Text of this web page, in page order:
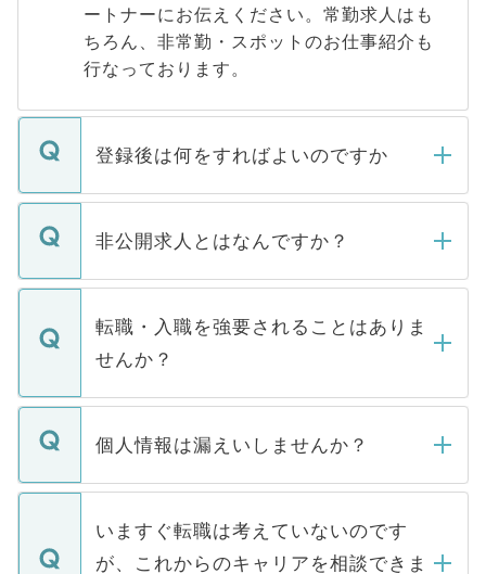
ートナーにお伝えください。常勤求人はも
ちろん、非常勤・スポットのお仕事紹介も
行なっております。
登録後は何をすればよいのですか
ご登録いただきましたら、弊社担当者がご
登録内容を確認し、その後メールもしくは
ます。通常、5営業日以内にはご連絡をせて
いただきますので、しばらくお待ちくださ
非公開求人とはなんですか？
マイナビDOCTORで取り扱っている求人の
うち約3割は、Webサイトからご覧いただ
けない「非公開求人」です。非公開求人は
下記の理由によって、一般には公開してい
ません。
■応募殺到を避けるため 人気のある医療機
関を公にしてしまうと、応募が殺到する場
に、医療機関が求める条件に合った人材の
みを人材紹介会社に依頼するケースが増え
転職・入職を強要されることはありま
せんか？
転職・入職を強要することは一切ありませ
ん。また、仮に応募先から内定をいただい
定を承諾する必要はありません。内定先へ
の辞退の連絡はキャリアパートナーが行い
個人情報は漏えいしませんか？
個人情報が漏えいすることはありませんの
で、ご安心ください。当サイトからの登録
などで収集したご登録者様の個人情報は、
いますぐ転職は考えていないのです
が、これからのキャリアを相談できま